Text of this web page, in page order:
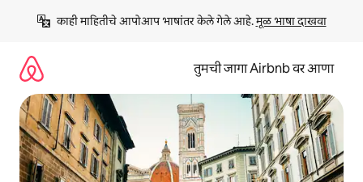
काही माहितीचे आपोआप भाषांतर केले गेले आहे. मूळ भाषा दाखवा
तुमची जागा Airbnb वर आणा